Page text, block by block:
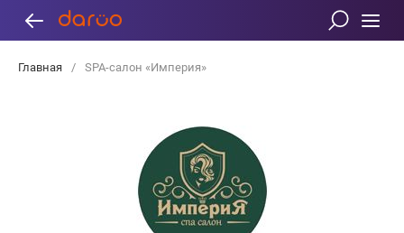
Главная / SPA-салон «Империя»